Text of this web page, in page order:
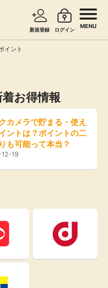
新規登録 ログイン MENU
イント
お得情報
カメラで貯まる・使え
ントは？ポイントの二
も可能って本当？
19